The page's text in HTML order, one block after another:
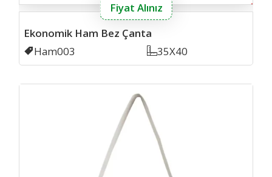
Fiyat Alınız
Ekonomik Ham Bez Çanta
Kodu
Ham003 Ölçü
35X40